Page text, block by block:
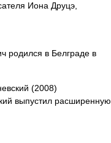
Иона Друцэ,
родился в Белграде в
(2008)
выпустил расширенную